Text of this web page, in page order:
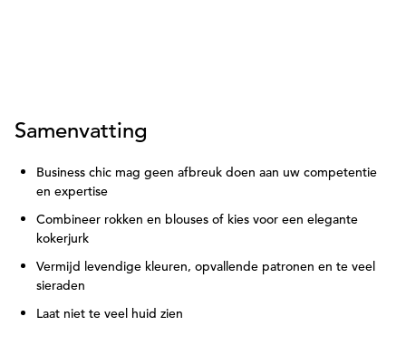
Samenvatting
Business chic mag geen afbreuk doen aan uw competentie
en expertise
Combineer rokken en blouses of kies voor een elegante
kokerjurk
Vermijd levendige kleuren, opvallende patronen en te veel
sieraden
Laat niet te veel huid zien